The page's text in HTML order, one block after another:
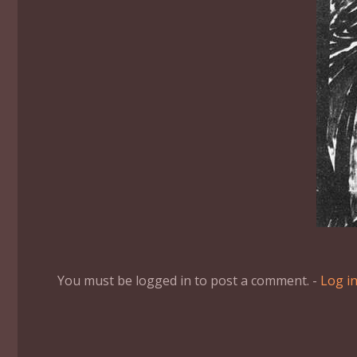
You must be logged in to post a comment. - Log in